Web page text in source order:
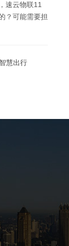
速云物联11
？可能需要担
慧出行